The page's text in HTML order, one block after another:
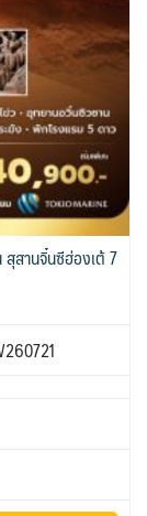
สานจิ๋นซีฮ่องเต้ 7